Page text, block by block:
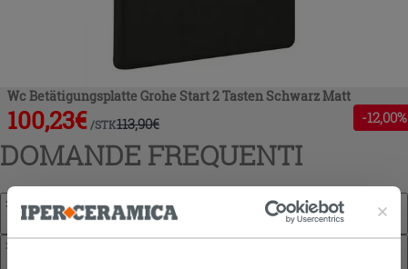
Wc Betätigungsplatte Grohe Start 2 Tasten Schwarz Matt
100,23€ /STK113,90€ -12,00%
DOMANDE FREQUENTI
Worauf sollte ich bei der Auswahl einer schwarzen WC-
Betätigungsplatte achten?
Passt jede schwarze Drückerplatte auf jeden Unterputz-